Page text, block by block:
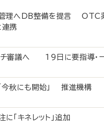
理へDB整備を提言 OTC
連携
ッチ審議へ 19日に要指導・
今秋にも開始」 推進機構
に「キネレット」追加